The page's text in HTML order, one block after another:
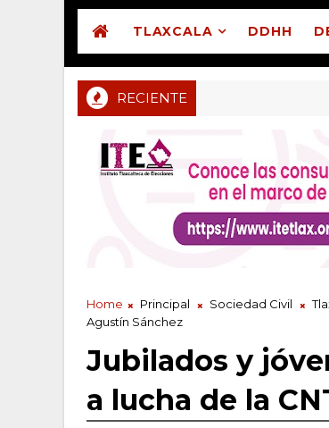
TLAXCALA DDHH
RECIENTE
Home Principal Sociedad Civil
Agustín Sánchez
Jubilados y
a lucha de la